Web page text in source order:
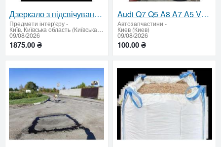
Дзеркало з підсвічуванням 500х800 мм
Предмети інтер'єру-
Київ, Київська область (Київська область - продати купити)
09/08/2026
1875.00 ₴
Audi Q7 Q5 A8 A7 A5 VW Touareg Phaeton Porshe Panamera Cayenne запчасти
Автозапчастини -
Киев (Киев)
09/08/2026
100.00 ₴